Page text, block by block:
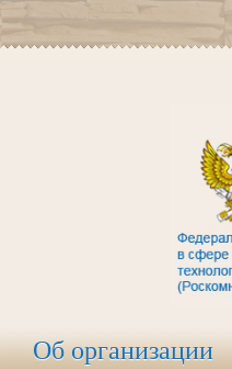
Об организации